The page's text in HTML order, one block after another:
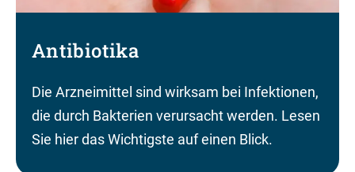
Antibiotika
Die Arzneimittel sind wirksam bei Infektionen,
die durch Bakterien verursacht werden. Lesen
Sie hier das Wichtigste auf einen Blick.